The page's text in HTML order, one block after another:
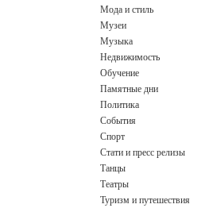
Мода и стиль
Музеи
Музыка
Недвижимость
Обучение
Памятные дни
Политика
События
Спорт
Стати и пресс релизы
Танцы
Театры
Туризм и путешествия